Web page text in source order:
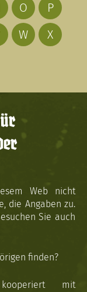
O
P
W
X
Web nicht
die Angaben zu.
Sie auch
finden?
mit